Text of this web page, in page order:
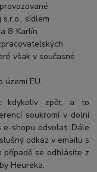
sídlem
8-Karlín
však v současné
území EU.
kdykoliv zpět, a to
soukromí v dolní
shopu odvolat. Dále
odkaz v emailu s
případě se odhlásíte z
Heureka.